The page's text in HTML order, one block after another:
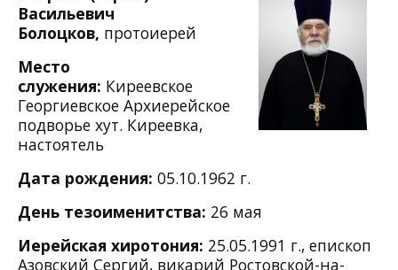
Васильевич
Болоцков, протоиерей
Место
служения: Киреевское
Георгиевское Архиерейское
подворье хут. Киреевка,
настоятель
Дата рождения: 05.10.1962 г.
День тезоименитства: 26 мая
Иерейская хиротония: 25.05.1991 г., епископ
Азовский Сергий, викарий Ростовской-на-